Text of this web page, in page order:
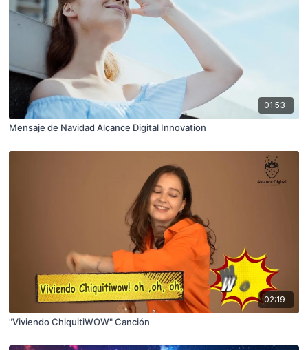
01:53
Mensaje de Navidad Alcance Digital Innovation
02:19
"Viviendo ChiquitiWOW" Canción